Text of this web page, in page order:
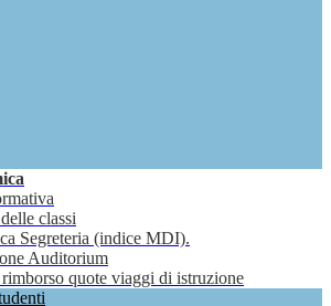
classi
Segreteria (indice MDI).
Auditorium
quote viaggi di istruzione